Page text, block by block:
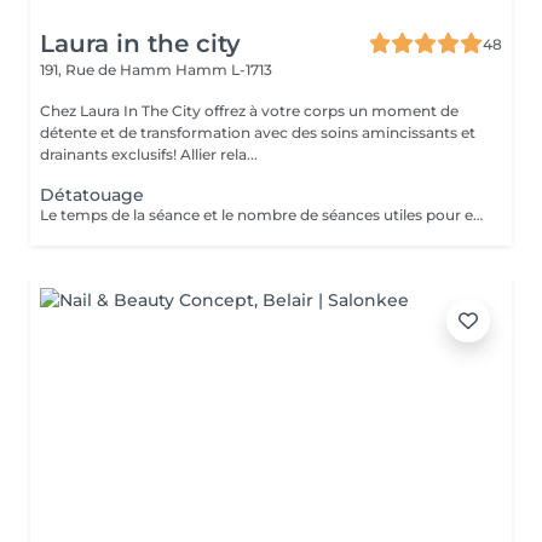
Laura in the city
48
191, Rue de Hamm Hamm L-1713
Chez Laura In The City offrez à votre corps un moment de
détente et de transformation avec des soins amincissants et
drainants exclusifs! Allier rela...
Détatouage
Le temps de la séance et le nombre de séances utiles pour enlever le tatouage sont variables Le détatouage laser est une technique efficace qui fragmente les pigments d'encre sous la peau à l'aide de faisceaux de lumière, permettant ainsi au système immunitaire de les éliminer progressivement. Le processus nécessite généralement plusieurs séances, et son efficacité dépend de divers facteurs. Comment ça marche ? Le laser cible les particules d'encre et les chauffe pour les fragmenter en morceaux plus petits. Ces fragments sont ensuite naturellement évacués par le corps. Différents types de lasers, tels que le laser Picosure ou le laser Q-Switched, sont utilisés pour traiter efficacement différentes couleurs et profondeurs d'encre. Ce qu'il faut savoir Nombre de séances Le nombre de séances varie considérablement. Un tatouage amateur peut nécessiter 3 à 5 séances, tandis qu'un tatouage professionnel peut en exiger 4 à 12, voire plus, pour une disparition complète. Résultats progressifs L'éclaircissement de l'encre est visible après chaque séance, mais le tatouage complet s'estompe progressivement au fil du temps.